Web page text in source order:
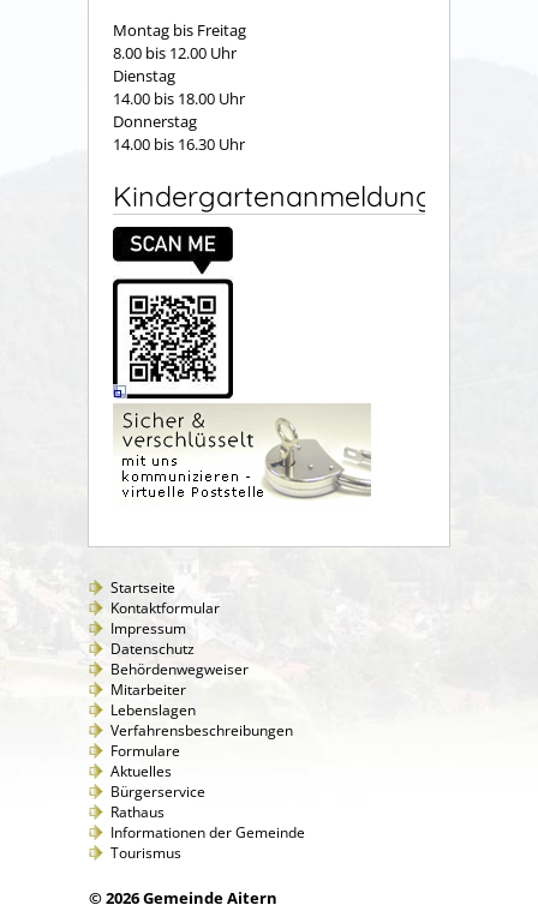
Montag bis Freitag
8.00 bis 12.00 Uhr
Dienstag
14.00 bis 18.00 Uhr
Donnerstag
14.00 bis 16.30 Uhr
Kindergartenanmeldung
Startseite
Kontaktformular
Impressum
Datenschutz
Behördenwegweiser
Mitarbeiter
Lebenslagen
Verfahrensbeschreibungen
Formulare
Aktuelles
Bürgerservice
Rathaus
Informationen der Gemeinde
Tourismus
© 2026 Gemeinde Aitern